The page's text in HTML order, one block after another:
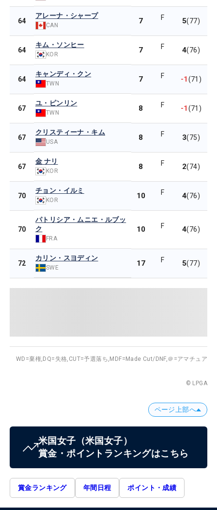
64
アレーナ・シャープ
CAN 7 F 5(77)
64
キム・ソンヒー
KOR 7 F 4(76)
64
キャンディ・クン
TWN 7 F -1(71)
67
ユ・ピンリン
TWN 8 F -1(71)
67
クリスティーナ・キム
USA 8 F 3(75)
67
金 ナリ
KOR 8 F 2(74)
70
チョン・イルミ
KOR 10 F 4(76)
70
パトリシア・ムニエ・ルブッ
ク
FRA
10 F 4(76)
72
カリン・スヨディン
SWE 17 F 5(77)
WD=棄権, DQ=失格, CUT=予選落ち, MDF=Made Cut/DNF,＠=アマチュア
© LPGA
ページ上部へ
米国女子 （米国女子）
賞金・ポイントランキングはこちら
賞金ランキング 年間日程 ポイント・成績